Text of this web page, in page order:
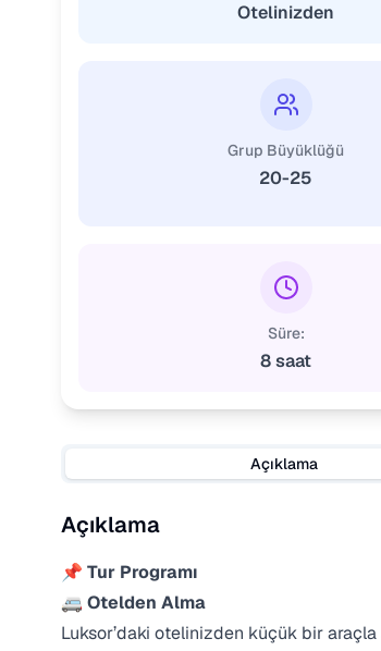
Otelinizden
Grup Büyüklüğü
20-25
Süre:
8 saat
Açıklama
Açıklama
📌 Tur Programı
🚐 Otelden Alma
Luksor’daki otelinizden küçük bir